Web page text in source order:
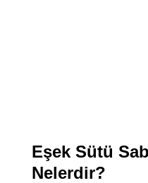
Eşek Sütü
Nelerdir?